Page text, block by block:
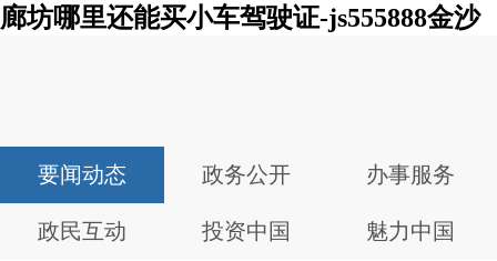
廊坊哪里还能买小车驾驶证-js555888金沙
要闻动态 政务公开 办事服务
政民互动 投资中国 魅力中国